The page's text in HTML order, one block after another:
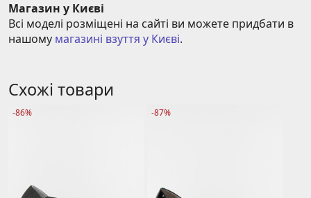
Магазин у Києві
Всі моделі розміщені на сайті ви можете придбати в
нашому магазині взуття у Києві.
Схожі товари
-86% -87%